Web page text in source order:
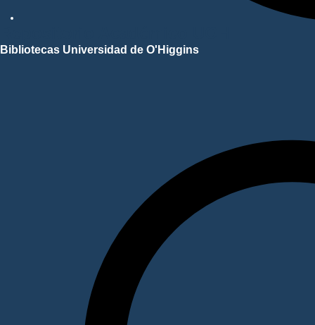
Bibliotecas Universidad de O'Higgins